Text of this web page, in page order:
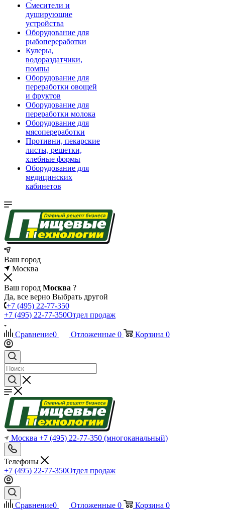
Смесители и
душирующие
устройства
Оборудование для
рыбопереработки
Кулеры,
водораздатчики,
помпы
Оборудование для
переработки овощей
и фруктов
Оборудование для
переработки молока
Оборудование для
мясопереработки
Противни, пекарские
листы, решетки,
хлебные формы
Оборудование для
медицинских
кабинетов
Ваш город
Москва
Ваш город Москва ?
Да, все верно Выбрать другой
+7 (495) 22-77-350
+7 (495) 22-77-350Отдел продаж
Сравнение0 Отложенные 0 Корзина 0
Москва +7 (495) 22-77-350 (многоканальный)
Телефоны
+7 (495) 22-77-350Отдел продаж
Сравнение0 Отложенные 0 Корзина 0